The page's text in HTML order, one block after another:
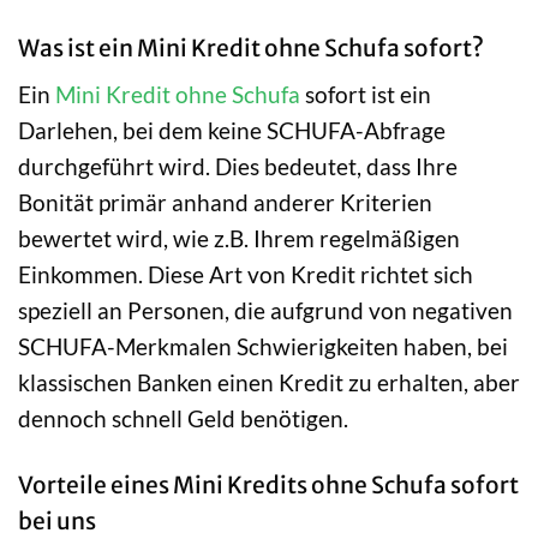
Was ist ein Mini Kredit ohne Schufa sofort?
Ein Mini Kredit ohne Schufa sofort ist ein
Darlehen, bei dem keine SCHUFA-Abfrage
durchgeführt wird. Dies bedeutet, dass Ihre
Bonität primär anhand anderer Kriterien
bewertet wird, wie z.B. Ihrem regelmäßigen
Einkommen. Diese Art von Kredit richtet sich
speziell an Personen, die aufgrund von negativen
SCHUFA-Merkmalen Schwierigkeiten haben, bei
klassischen Banken einen Kredit zu erhalten, aber
dennoch schnell Geld benötigen.
Vorteile eines Mini Kredits ohne Schufa sofort
bei uns